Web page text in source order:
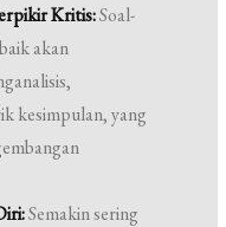
Kritis:Soal-
akan
kesimpulan, yang
Semakin sering